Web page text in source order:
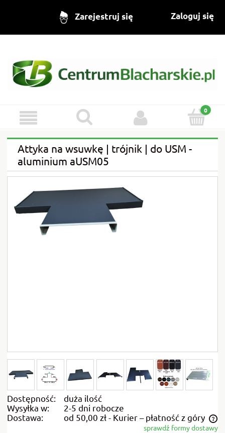
Zarejestruj się Zaloguj się
Attyka na wsuwkę | trójnik | do USM -
aluminium aUSM05
Dostępność:
duża ilość
Wysyłka w:
2-5 dni robocze
Dostawa:
od 50,00 zł - Kurier – płatność z góry
Cena nie zawiera ewentualnych kosztów płatnościsprawdź formy dostawy